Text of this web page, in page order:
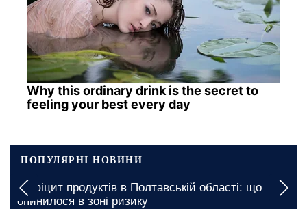
Why this ordinary drink is the secret to
feeling your best every day
ПОПУЛЯРНІ НОВИНИ
Дефіцит продуктів в Полтавській області: що
опинилося в зоні ризику